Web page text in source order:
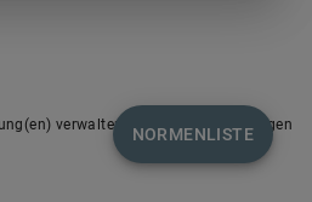
NORMENLISTE
verwalten Nutzungsbedingungen